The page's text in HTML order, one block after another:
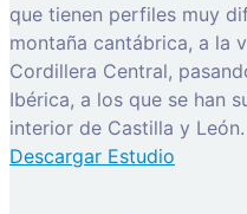
que tienen perfiles muy
montaña cantábrica, a la
Cordillera Central,
Ibérica, a los que se han
interior de Castilla y León.
Descargar Estudio